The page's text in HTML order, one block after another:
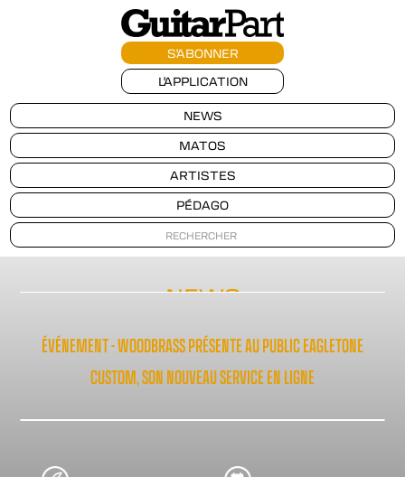
S'ABONNER
L'APPLICATION
NEWS
MATOS
ARTISTES
PÉDAGO
NEWS
ÉVÉNEMENT - WOODBRASS PRÉSENTE AU PUBLIC EAGLETONE
CUSTOM, SON NOUVEAU SERVICE EN LIGNE